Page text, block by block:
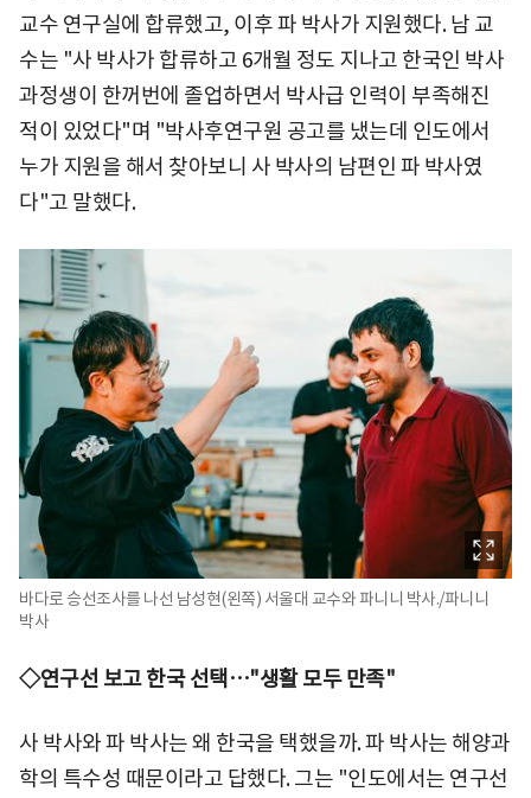
교수 연구실에 합류했고, 이후 파 박사가 지원했다. 남 교
수는 "사 박사가 합류하고 6개월 정도 지나고 한국인 박사
과정생이 한꺼번에 졸업하면서 박사급 인력이 부족해진
적이 있었다"며 "박사후연구원 공고를 냈는데 인도에서
누가 지원을 해서 찾아보니 사 박사의 남편인 파 박사였
다"고 말했다.
바다로 승선조사를 나선 남성현(왼쪽) 서울대 교수와 파니니 박사./파니니
박사
◇연구선 보고 한국 선택…"생활 모두 만족"
사 박사와 파 박사는 왜 한국을 택했을까. 파 박사는 해양과
학의 특수성 때문이라고 답했다. 그는 "인도에서는 연구선